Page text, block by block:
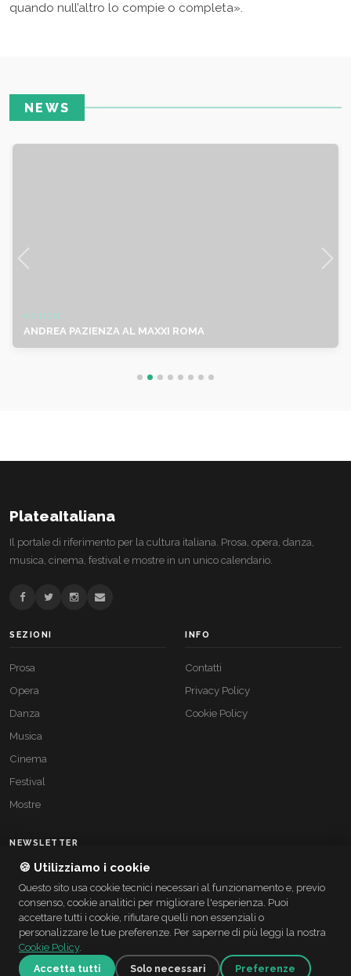
quando null’altro lo compie o completa».
NEWS
NOTIZIE
ANDREA PAZIENZA AL MAXXI ROMA
PlateaItaliana
Il portale di riferimento per la cultura italiana. Prosa, opera, danza,
musica, cinema, festival e mostre in un unico calendario.
SEZIONI
Prosa
Opera
Danza
Musica
Cinema
Festival
Mostre
INFO
Contatti
Privacy Policy
Cookie Policy
NEWSLETTER
Resta aggiornato sugli eventi culturali italiani.
🍪 Utilizziamo i cookie
Questo sito usa cookie tecnici necessari al funzionamento e, previo
consenso, cookie analitici per migliorare l'esperienza. Puoi
accettare tutti i cookie, rifiutare quelli non essenziali o
personalizzare le tue preferenze. Per saperne di più leggi la nostra
Cookie Policy.
Accetta tutti
Solo necessari Preferenze